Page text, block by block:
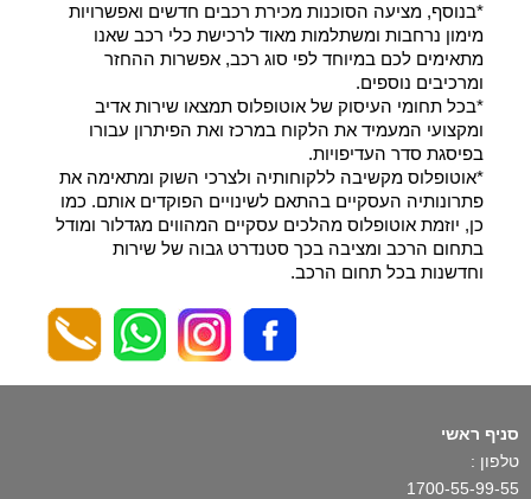
*בנוסף, מציעה הסוכנות מכירת רכבים חדשים ואפשרויות
מימון נרחבות ומשתלמות מאוד לרכישת כלי רכב שאנו
מתאימים לכם במיוחד לפי סוג רכב, אפשרות ההחזר
ומרכיבים נוספים.
*בכל תחומי העיסוק של אוטופלוס תמצאו שירות אדיב
ומקצועי המעמיד את הלקוח במרכז ואת הפיתרון עבורו
בפיסגת סדר העדיפויות.
*אוטופלוס מקשיבה ללקוחותיה ולצרכי השוק ומתאימה את
פתרונותיה העסקיים בהתאם לשינויים הפוקדים אותם. כמו
כן, יוזמת אוטופלוס מהלכים עסקיים המהווים מגדלור ומודל
בתחום הרכב ומציבה בכך סטנדרט גבוה של שירות
וחדשנות בכל תחום הרכב.
סניף ראשי
טלפון :
1700-55-99-55